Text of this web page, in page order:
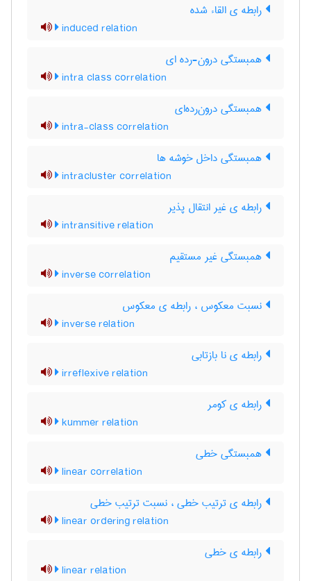
رابطه ی القاء شده
induced relation
همبستگی درون-رده ای
intra class correlation
همبستگی درون‌رده‌ای
intra-class correlation
همبستگی داخل خوشه ها
intracluster correlation
رابطه ی غیر انتقال پذیر
intransitive relation
همبستگی غیر مستقیم
inverse correlation
نسبت معکوس ، رابطه ی معکوس
inverse relation
رابطه ی نا بازتابی
irreflexive relation
رابطه ی کومر
kummer relation
همبستگی خطی
linear correlation
رابطه ی ترتیب خطی ، نسبت ترتیب خطی
linear ordering relation
رابطه ی خطی
linear relation